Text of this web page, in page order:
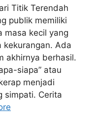
Titik Terendah
publik memiliki
masa kecil yang
kekurangan. Ada
akhirnya berhasil.
siapa” atau
menjadi
simpati. Cerita